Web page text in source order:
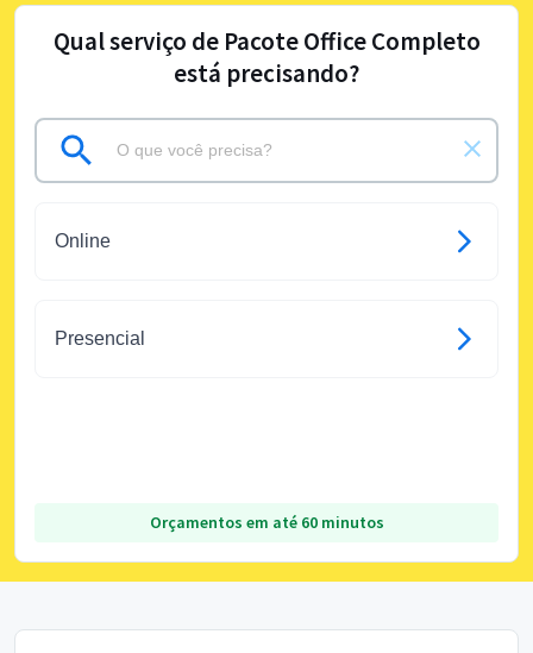
Qual serviço de Pacote Office Completo
está precisando?
Online
Presencial
Orçamentos em até 60 minutos